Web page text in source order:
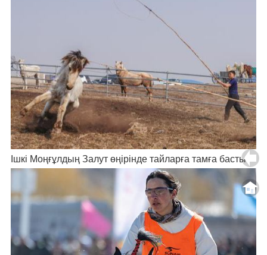
Ішкі Моңғұлдың Залут өңірінде тайларға тамға басты